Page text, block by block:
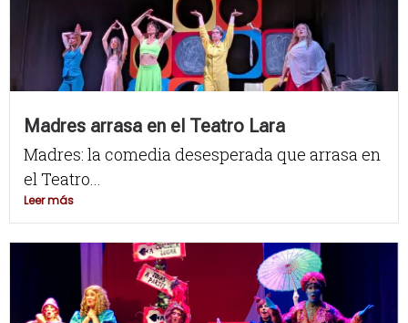
Madres arrasa en el Teatro Lara
Madres: la comedia desesperada que arrasa en
el Teatro...
Leer más